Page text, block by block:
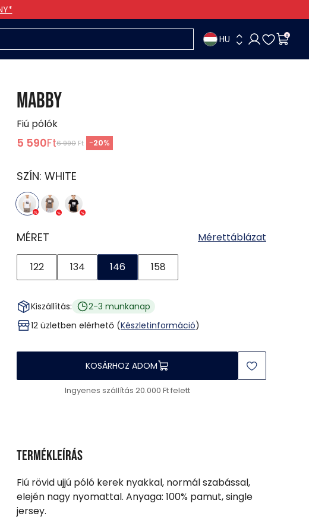
HU 0
MABBY
Fiú pólók
5 590Ft6 990 Ft -20%
SZÍN: WHITE
MÉRET Mérettáblázat
122 134 146 158
Kiszállítás:
2-3 munkanap
12 üzletben elérhető (Készletinformáció)
KOSÁRHOZ ADOM
Ingyenes szállítás 20.000 Ft felett
Termékleírás
Fiú rövid ujjú póló kerek nyakkal, normál szabással,
elején nagy nyomattal. Anyaga: 100% pamut, single
jersey.